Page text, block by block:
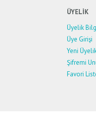
farklı alternatifler olmalı.ÜYELİK
Üyelik
Üye Girişi
Yeni
Şifremi
Favori